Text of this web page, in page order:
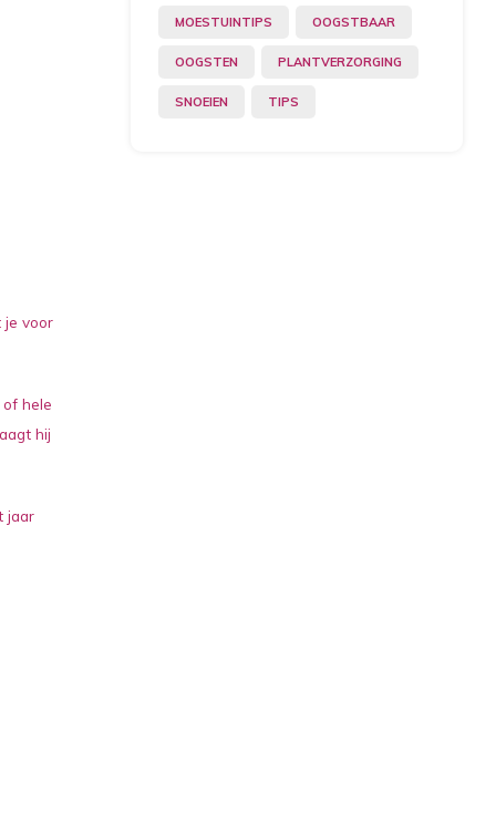
je voor
hele
hij
jaar
MOESTUINTIPS OOGSTBAAR
OOGSTEN PLANTVERZORGING
SNOEIEN TIPS